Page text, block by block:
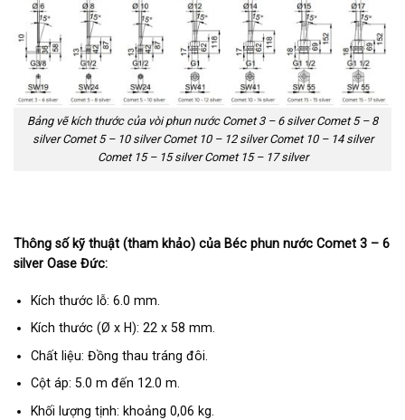
Bảng vẽ kích thước của vòi phun nước Comet 3 – 6 silver Comet 5 – 8
silver Comet 5 – 10 silver Comet 10 – 12 silver Comet 10 – 14 silver
Comet 15 – 15 silver Comet 15 – 17 silver
Thông số kỹ thuật (tham khảo) của Béc phun nước Comet 3 – 6
silver Oase Đức:
Kích thước lỗ: 6.0 mm.
Kích thước (Ø x H): 22 x 58 mm.
Chất liệu: Đồng thau tráng đôi.
Cột áp: 5.0 m đến 12.0 m.
Khối lượng tịnh: khoảng 0,06 kg.